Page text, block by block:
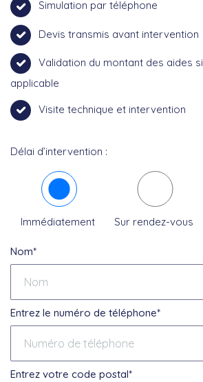
Simulation par téléphone
Devis transmis avant intervention
Validation du montant des aides si
applicable
Visite technique et intervention
Délai d’intervention :
Immédiatement Sur rendez-vous
Nom*
Entrez le numéro de téléphone*
Entrez votre code postal*